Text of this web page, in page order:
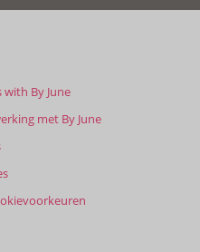
with By June
met By June